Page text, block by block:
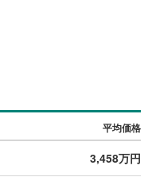
平均価格
3,458万円